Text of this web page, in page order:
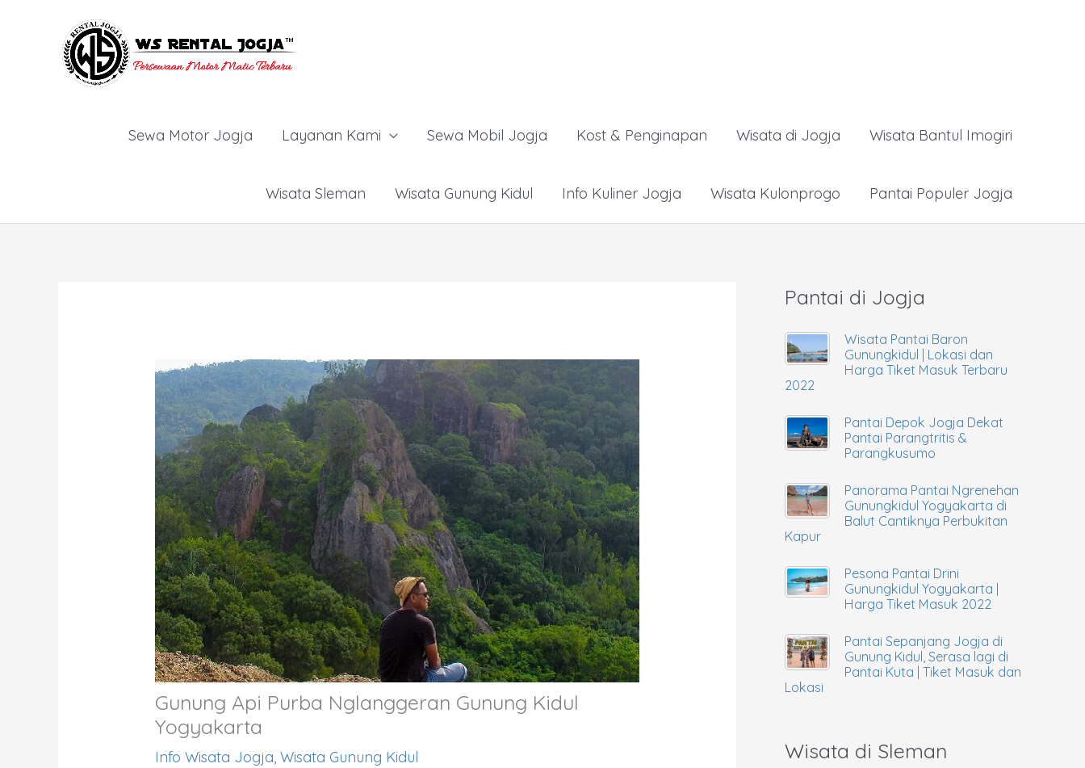
Sewa Motor Jogja Layanan Kami Sewa Mobil Jogja Kost & Penginapan Wisata di Jogja Wisata Bantul Imogiri
Wisata Sleman Wisata Gunung Kidul Info Kuliner Jogja Wisata Kulonprogo Pantai Populer Jogja
Gunung Api Purba Nglanggeran Gunung Kidul
Yogyakarta
Info Wisata Jogja,Wisata Gunung Kidul
Pantai di Jogja
Wisata Pantai Baron
Gunungkidul | Lokasi dan
Harga Tiket Masuk Terbaru
2022
Pantai Depok Jogja Dekat
Pantai Parangtritis &
Parangkusumo
Panorama Pantai Ngrenehan
Gunungkidul Yogyakarta di
Balut Cantiknya Perbukitan
Kapur
Pesona Pantai Drini
Gunungkidul Yogyakarta |
Harga Tiket Masuk 2022
Pantai Sepanjang Jogja di
Gunung Kidul, Serasa lagi di
Pantai Kuta | Tiket Masuk dan
Lokasi
Wisata di Sleman